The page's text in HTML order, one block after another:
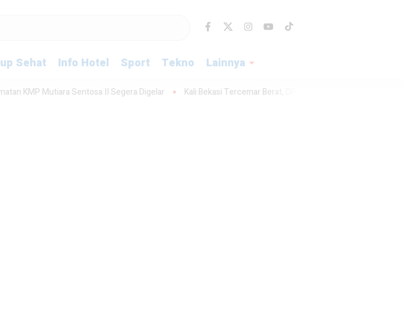
Sehat Info Hotel Sport Tekno Lainnya
II Segera Digelar Kali Bekasi Tercemar Berat, DPRD Dorong Pemkot Bekasi Desak Penindakan